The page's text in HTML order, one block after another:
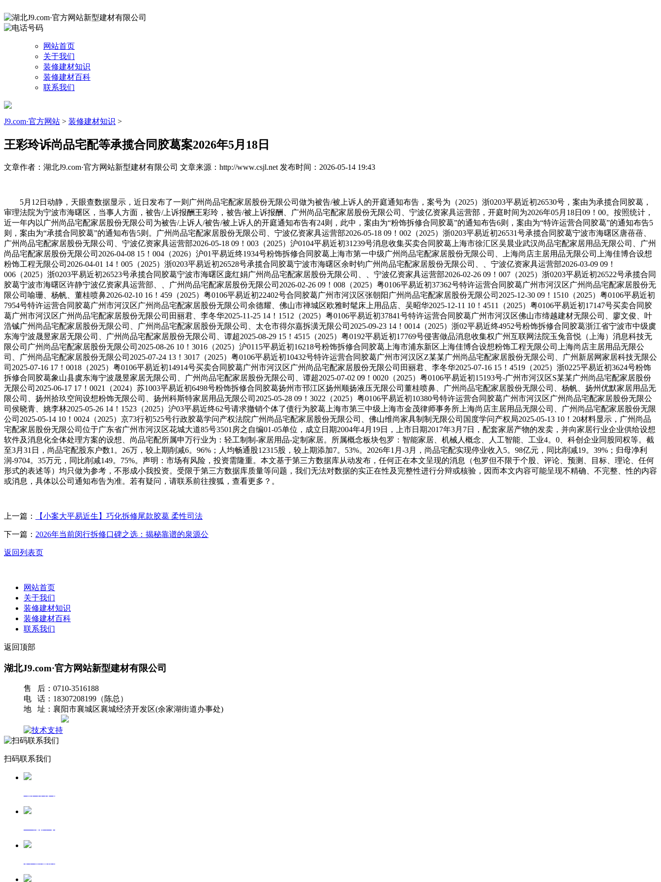
网站首页
关于我们
装修建材知识
装修建材百科
联系我们
J9.com·官方网站 > 装修建材知识 >
王彩玲诉尚品宅配等承揽合同胶葛案2026年5月18日
文章作者：湖北J9.com·官方网站新型建材有限公司 文章来源：http://www.csjl.net 发布时间：2026-05-14 19:43
5月12日动静，天眼查数据显示，近日发布了一则广州尚品宅配家居股份无限公司做为被告/被上诉人的开庭通知布告，案号为（2025）浙0203平易近初26530号，案由为承揽合同胶葛，
审理法院为宁波市海曙区，当事人方面，被告/上诉报酬王彩玲，被告/被上诉报酬、广州尚品宅配家居股份无限公司、宁波亿资家具运营部，开庭时间为2026年05月18日09！00。按照统计，
近一年内以广州尚品宅配家居股份无限公司为被告/上诉人/被告/被上诉人的开庭通知布告有24则，此中，案由为“粉饰拆修合同胶葛”的通知布告6则，案由为“特许运营合同胶葛”的通知布告5
则，案由为“承揽合同胶葛”的通知布告5则。广州尚品宅配家居股份无限公司、宁波亿资家具运营部2026-05-18 09！002（2025）浙0203平易近初26531号承揽合同胶葛宁波市海曙区唐蓓蓓、
广州尚品宅配家居股份无限公司、宁波亿资家具运营部2026-05-18 09！003（2025）沪0104平易近初31239号消息收集买卖合同胶葛上海市徐汇区吴晨业武汉尚品宅配家居用品无限公司、广州
尚品宅配家居股份无限公司2026-04-08 15！004（2026）沪01平易近终1934号粉饰拆修合同胶葛上海市第一中级广州尚品宅配家居股份无限公司、上海尚店主居用品无限公司上海佳博合设想
粉饰工程无限公司2026-04-01 14！005（2025）浙0203平易近初26528号承揽合同胶葛宁波市海曙区余时钧广州尚品宅配家居股份无限公司、、宁波亿资家具运营部2026-03-09 09！
006（2025）浙0203平易近初26523号承揽合同胶葛宁波市海曙区庞红娟广州尚品宅配家居股份无限公司、、宁波亿资家具运营部2026-02-26 09！007（2025）浙0203平易近初26522号承揽合同
胶葛宁波市海曙区许静宁波亿资家具运营部、、广州尚品宅配家居股份无限公司2026-02-26 09！008（2025）粤0106平易近初37362号特许运营合同胶葛广州市河汉区广州尚品宅配家居股份无
限公司喻珊、杨帆、董桂喷鼻2026-02-10 16！459（2025）粤0106平易近初22402号合同胶葛广州市河汉区张朝阳广州尚品宅配家居股份无限公司2025-12-30 09！1510（2025）粤0106平易近初
7954号特许运营合同胶葛广州市河汉区广州尚品宅配家居股份无限公司余德耀、佛山市禅城区欧雅时髦床上用品店、吴昭华2025-12-11 10！4511（2025）粤0106平易近初17147号买卖合同胶
葛广州市河汉区广州尚品宅配家居股份无限公司田丽君、李冬华2025-11-25 14！1512（2025）粤0106平易近初37841号特许运营合同胶葛广州市河汉区佛山市缔越建材无限公司、廖文俊、叶
浩铖广州尚品宅配家居股份无限公司、广州尚品宅配家居股份无限公司、太仓市得尔嘉拆潢无限公司2025-09-23 14！0014（2025）浙02平易近终4952号粉饰拆修合同胶葛浙江省宁波市中级虞
东海宁波晟昱家居无限公司、广州尚品宅配家居股份无限公司、谭超2025-08-29 15！4515（2025）粤0192平易近初17769号侵害做品消息收集权广州互联网法院玉兔音悦（上海）消息科技无
限公司广州尚品宅配家居股份无限公司2025-08-26 10！3016（2025）沪0115平易近初16218号粉饰拆修合同胶葛上海市浦东新区上海佳博合设想粉饰工程无限公司上海尚店主居用品无限公
司、广州尚品宅配家居股份无限公司2025-07-24 13！3017（2025）粤0106平易近初10432号特许运营合同胶葛广州市河汉区Z某某广州尚品宅配家居股份无限公司、广州新居网家居科技无限公
司2025-07-16 17！0018（2025）粤0106平易近初14914号买卖合同胶葛广州市河汉区广州尚品宅配家居股份无限公司田丽君、李冬华2025-07-16 15！4519（2025）浙0225平易近初3624号粉饰
拆修合同胶葛象山县虞东海宁波晟昱家居无限公司、广州尚品宅配家居股份无限公司、谭超2025-07-02 09！0020（2025）粤0106平易近初15193号-广州市河汉区S某某广州尚品宅配家居股份
无限公司2025-06-17 17！0021（2024）苏1003平易近初6498号粉饰拆修合同胶葛扬州市邗江区扬州顺扬液压无限公司董桂喷鼻、广州尚品宅配家居股份无限公司、杨帆、扬州优默家居用品无
限公司、扬州拾玖空间设想粉饰无限公司、扬州科斯特家居用品无限公司2025-05-28 09！3022（2025）粤0106平易近初10380号特许运营合同胶葛广州市河汉区广州尚品宅配家居股份无限公
司侯晓青、姚李林2025-05-26 14！1523（2025）沪03平易近终62号请求撤销个体了债行为胶葛上海市第三中级上海市金茂律师事务所上海尚店主居用品无限公司、广州尚品宅配家居股份无限
公司2025-05-14 10！0024（2025）京73行初525号行政胶葛学问产权法院广州尚品宅配家居股份无限公司、佛山维尚家具制制无限公司国度学问产权局2025-05-13 10！20材料显示，广州尚品
宅配家居股份无限公司位于广东省广州市河汉区花城大道85号3501房之自编01-05单位，成立日期2004年4月19日，上市日期2017年3月7日，配套家居产物的发卖，并向家居行业企业供给设想
软件及消息化全体处理方案的设想、尚品宅配所属申万行业为：轻工制制-家居用品-定制家居。所属概念板块包罗：智能家居、机械人概念、人工智能、工业4。0、科创企业同股同权等。截
至3月31日，尚品宅配股东户数1。26万，较上期削减6。96%；人均畅通股12315股，较上期添加7。53%。2026年1月-3月，尚品宅配实现停业收入5。98亿元，同比削减19。39%；归母净利
润-9704。35万元，同比削减149。75%。声明：市场有风险，投资需隆重。本文基于第三方数据库从动发布，任何正在本文呈现的消息（包罗但不限于个股、评论、预测、目标、理论、任何
形式的表述等）均只做为参考，不形成小我投资。受限于第三方数据库质量等问题，我们无法对数据的实正在性及完整性进行分辩或核验，因而本文内容可能呈现不精确、不完整、性的内容
或消息，具体以公司通知布告为准。若有疑问，请联系前往搜狐，查看更多？。
上一篇： 【小案大平易近生】巧化拆修尾款胶葛 柔性司法
下一篇： 2026年当前闵行拆修口碑之选：揭秘靠谱的泉源公
返回列表页
网站首页
关于我们
装修建材知识
装修建材百科
联系我们
返回顶部
湖北J9.com·官方网站新型建材有限公司
售 后：0710-3516188
电 话：18307208199（陈总）
地 址：襄阳市襄城区襄城经济开发区(余家湖街道办事处)
扫码联系我们